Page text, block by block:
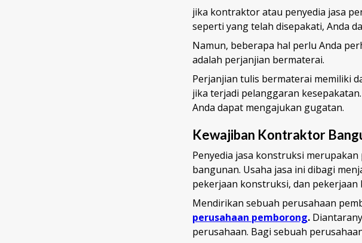
jika kontraktor atau penyedia jasa
seperti yang telah disepakati, Anda
Namun, beberapa hal perlu Anda
adalah perjanjian bermaterai.
Perjanjian tulis bermaterai memiliki
jika terjadi pelanggaran
Anda dapat mengajukan gugatan.
Kewajiban Kontraktor
Penyedia jasa konstruksi
bangunan. Usaha jasa ini dibagi
pekerjaan konstruksi, dan
Mendirikan sebuah perusahaan
perusahaan pemborong.
perusahaan. Bagi sebuah